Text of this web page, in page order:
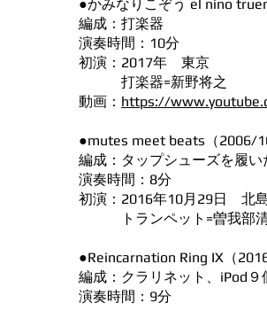
●かみなりこぞう el nino
編成：打楽器
演奏時間：10分
初演：2017年 東京
打楽器=新野将之
動画： https://
●mutes meet beats（2006/
編成：タップシューズを履
演奏時間：8分
初演：2016年10月29日 北
トランペット=曽我部
●Reincarnation Ring IX（
編成：クラリネット、iPod９
演奏時間：9分